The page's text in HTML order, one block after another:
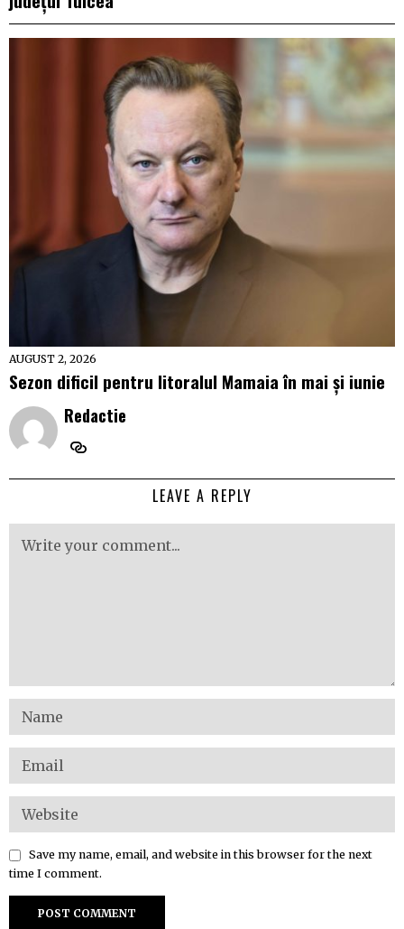
AUGUST 2, 2026
Sezon dificil pentru litoralul Mamaia în mai și iunie
Redactie
LEAVE A REPLY
Save my name, email, and website in this browser for the next
time I comment.